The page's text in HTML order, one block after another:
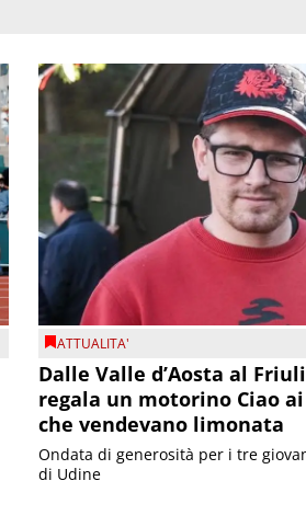
ATTUALITA'
Dalle Valle d’Aosta al
regala un motorino Ciao
che vendevano limonata
Ondata di generosità per i tre
di Udine